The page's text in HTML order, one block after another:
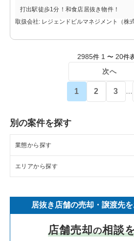
打出駅徒歩1分！和食店居抜き物件！
取扱会社: レジェンドビルマネジメント（株
2985件 1 〜 20件
次へ
1 2 3 …
別の案件を探す
業態から探す
ラーメンの居抜き売却物件の案件一覧
イタリア料理の居抜き売却物件の案件一
中華の居抜き売却物件の案件一覧
エリアから探す
東京都下の飲食店の居抜き売却物件の案
千葉県の飲食店の居抜き売却物件の案件
居抜き店舗の売却・譲渡先を
店舗売却の相談